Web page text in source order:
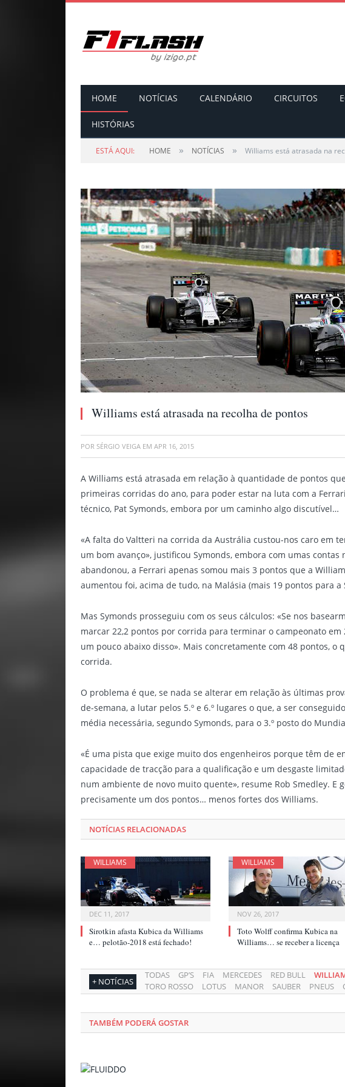
HOME NOTÍCIAS CALENDÁRIO CIRCUITOS
HISTÓRIAS
ESTÁ AQUI: HOME » NOTÍCIAS » Williams está atrasada na
Williams está atrasada na recolha de pontos
POR SÉRGIO VEIGA EM APR 16, 2015
A Williams está atrasada em relação à quantidade de pontos
primeiras corridas do ano, para poder estar na luta com a
técnico, Pat Symonds, embora por um caminho algo discutível…
«A falta do Valtteri na corrida da Austrália custou-nos caro em
um bom avanço», justificou Symonds, embora com umas
abandonou, a Ferrari apenas somou mais 3 pontos que a
aumentou foi, acima de tudo, na Malásia (mais 19 pontos para a
Mas Symonds prosseguiu com os seus cálculos: «Se nos
marcar 22,2 pontos por corrida para terminar o campeonato em
um pouco abaixo disso». Mais concretamente com 48 pontos, o
corrida.
O problema é que, se nada se alterar em relação às últimas
de-semana, a lutar pelos 5.º e 6.º lugares o que, a ser
média necessária, segundo Symonds, para o 3.º posto do
«É uma pista que exige muito dos engenheiros porque têm de
capacidade de tracção para a qualificação e um desgaste
num ambiente de novo muito quente», resume Rob Smedley. E
precisamente um dos pontos… menos fortes dos Williams.
NOTÍCIAS RELACIONADAS
WILLIAMS
DEC 11, 2017
Sirotkin afasta Kubica da Williams
e… pelotão-2018 está fechado!
WILLIAMS
NOV 26, 2017
Toto Wolff confirma Kubica na
Williams… se receber a licença
+ NOTÍCIAS
TODAS GP’S FIA MERCEDES RED BULL
TORO ROSSO
LOTUS MANOR SAUBER PNEUS
TAMBÉM PODERÁ GOSTAR